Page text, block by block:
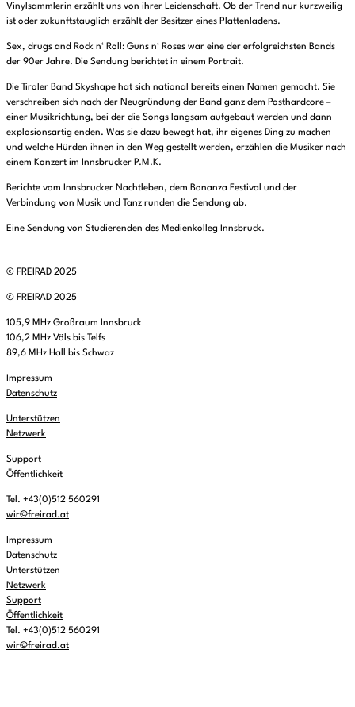
Vinylsammlerin erzählt uns von ihrer Leidenschaft. Ob der Trend nur kurzweilig
ist oder zukunftstauglich erzählt der Besitzer eines Plattenladens.
Sex, drugs and Rock n‘ Roll: Guns n‘ Roses war eine der erfolgreichsten Bands
der 90er Jahre. Die Sendung berichtet in einem Portrait.
Die Tiroler Band Skyshape hat sich national bereits einen Namen gemacht. Sie
verschreiben sich nach der Neugründung der Band ganz dem Posthardcore –
einer Musikrichtung, bei der die Songs langsam aufgebaut werden und dann
explosionsartig enden. Was sie dazu bewegt hat, ihr eigenes Ding zu machen
und welche Hürden ihnen in den Weg gestellt werden, erzählen die Musiker nach
einem Konzert im Innsbrucker P.M.K.
Berichte vom Innsbrucker Nachtleben, dem Bonanza Festival und der
Verbindung von Musik und Tanz runden die Sendung ab.
Eine Sendung von Studierenden des Medienkolleg Innsbruck.
© FREIRAD 2025
© FREIRAD 2025
105,9 MHz Großraum Innsbruck
106,2 MHz Völs bis Telfs
89,6 MHz Hall bis Schwaz
Impressum
Datenschutz
Unterstützen
Netzwerk
Support
Öffentlichkeit
Tel. +43(0)512 560291
wir@freirad.at
Impressum
Datenschutz
Unterstützen
Netzwerk
Support
Öffentlichkeit
Tel. +43(0)512 560291
wir@freirad.at